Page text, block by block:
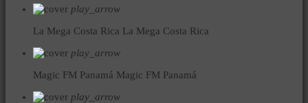
play_arrow
La Mega Costa Rica La Mega Costa Rica
play_arrow
Magic FM Panamá Magic FM Panamá
play_arrow